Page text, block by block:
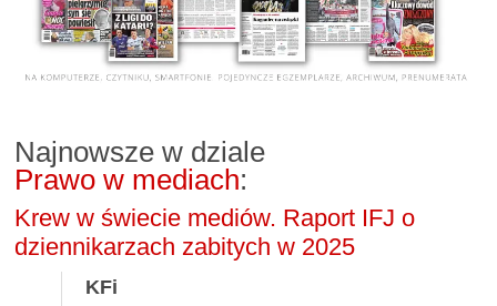
Najnowsze w dziale
Prawo w mediach:
Krew w świecie mediów. Raport IFJ o
dziennikarzach zabitych w 2025
KFi